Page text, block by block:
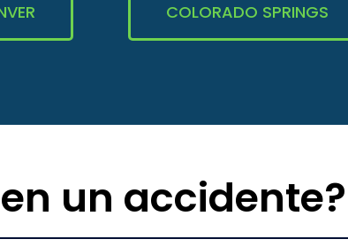
COLORADO SPRINGS
un